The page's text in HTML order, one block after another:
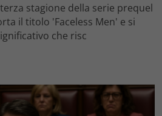
stagione della serie prequel
il titolo 'Faceless Men' e si
che risc